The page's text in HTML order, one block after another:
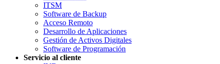
ITSM
Software de Backup
Acceso Remoto
Desarrollo de Aplicaciones
Gestión de Activos Digitales
Software de Programación
Servicio al cliente